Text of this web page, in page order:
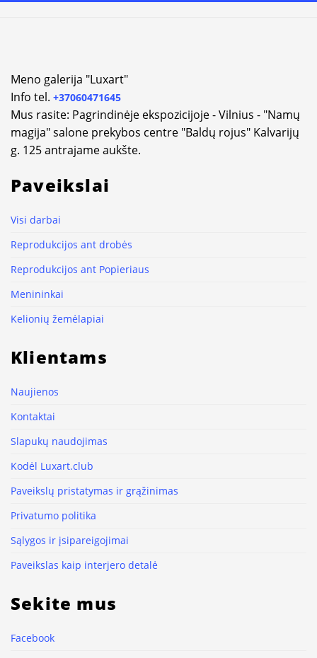
Meno galerija "Luxart"
Info tel. +37060471645
Mus rasite: Pagrindinėje ekspozicijoje - Vilnius - "Namų
magija" salone prekybos centre "Baldų rojus" Kalvarijų
g. 125 antrajame aukšte.
Paveikslai
Visi darbai
Reprodukcijos ant drobės
Reprodukcijos ant Popieriaus
Menininkai
Kelionių žemėlapiai
Klientams
Naujienos
Kontaktai
Slapukų naudojimas
Kodėl Luxart.club
Paveikslų pristatymas ir grąžinimas
Privatumo politika
Sąlygos ir įsipareigojimai
Paveikslas kaip interjero detalė
Sekite mus
Facebook